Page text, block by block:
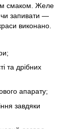
смаком. Желе
чи запивати —
виконано.
та дрібних
апарату;
завдяки